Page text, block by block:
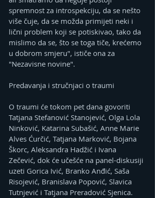
spremnost za introspekciju, da se nešto
više čuje, da se možda primijeti neki i
lični problem koji se potiskivao, tako da
mislimo da se, što se toga tiče, krećemo
u dobrom smjeru", ističe ona za
"Nezavisne novine".
Predavanja i stručnjaci o traumi
O traumi će tokom pet dana govoriti
Tatjana Stefanović Stanojević, Olga Lola
Ninković, Katarina Subašić, Anne Marie
Alves Ćurčić, Tatjana Marković, Bojana
Škorc, Aleksandra Hadžić i Ivana
Zečević, dok će učešće na panel-diskusiji
uzeti Gorica Ivić, Branko Anđić, Saša
Risojević, Branislava Popović, Slavica
Tutnjević i Tatjana Preradović Sjenica.